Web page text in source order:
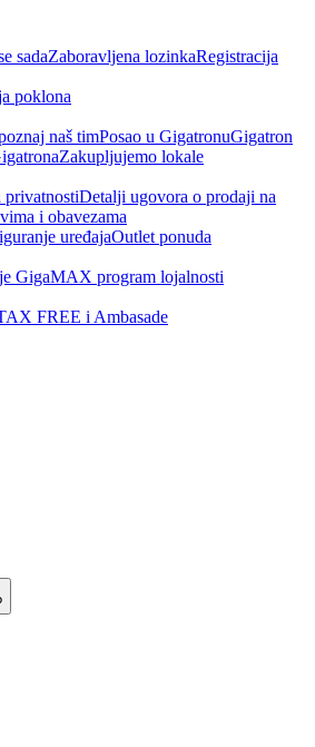
sadaZaboravljena lozinkaRegistracija
poklona
naš timPosao u GigatronuGigatron
Zakupljujemo lokale
privatnostiDetalji ugovora o prodaji na
i obavezama
uređajaOutlet ponuda
GigaMAX program lojalnosti
FREE i Ambasade